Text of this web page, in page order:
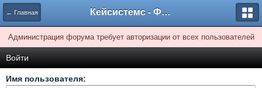
← Главная Кейсистемс - Форумы
Администрация форума требует авторизации от всех пользователей
Войти
Имя пользователя: